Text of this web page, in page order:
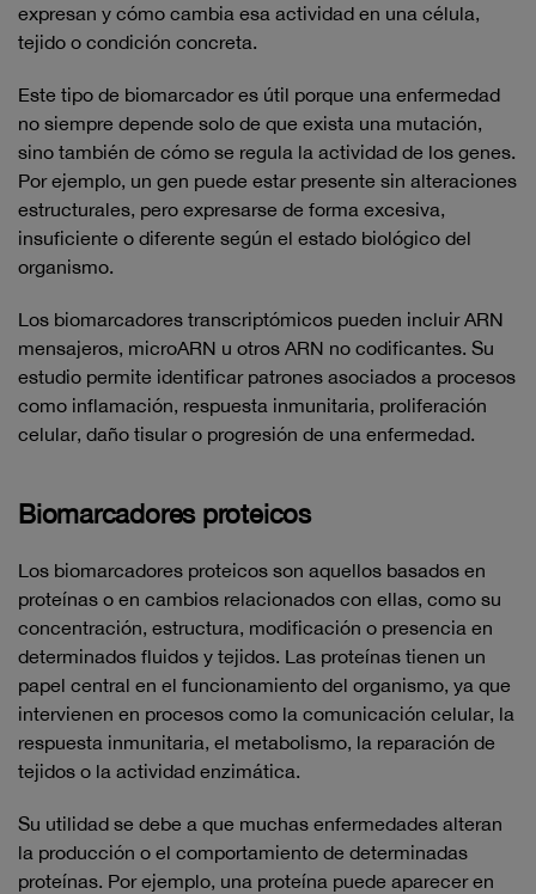
expresan y cómo cambia esa actividad en una célula,
tejido o condición concreta.
Este tipo de biomarcador es útil porque una enfermedad
no siempre depende solo de que exista una mutación,
sino también de cómo se regula la actividad de los genes.
Por ejemplo, un gen puede estar presente sin alteraciones
estructurales, pero expresarse de forma excesiva,
insuficiente o diferente según el estado biológico del
organismo.
Los biomarcadores transcriptómicos pueden incluir ARN
mensajeros, microARN u otros ARN no codificantes. Su
estudio permite identificar patrones asociados a procesos
como inflamación, respuesta inmunitaria, proliferación
celular, daño tisular o progresión de una enfermedad.
Biomarcadores proteicos
Los biomarcadores proteicos son aquellos basados en
proteínas o en cambios relacionados con ellas, como su
concentración, estructura, modificación o presencia en
determinados fluidos y tejidos. Las proteínas tienen un
papel central en el funcionamiento del organismo, ya que
intervienen en procesos como la comunicación celular, la
respuesta inmunitaria, el metabolismo, la reparación de
tejidos o la actividad enzimática.
Su utilidad se debe a que muchas enfermedades alteran
la producción o el comportamiento de determinadas
proteínas. Por ejemplo, una proteína puede aparecer en